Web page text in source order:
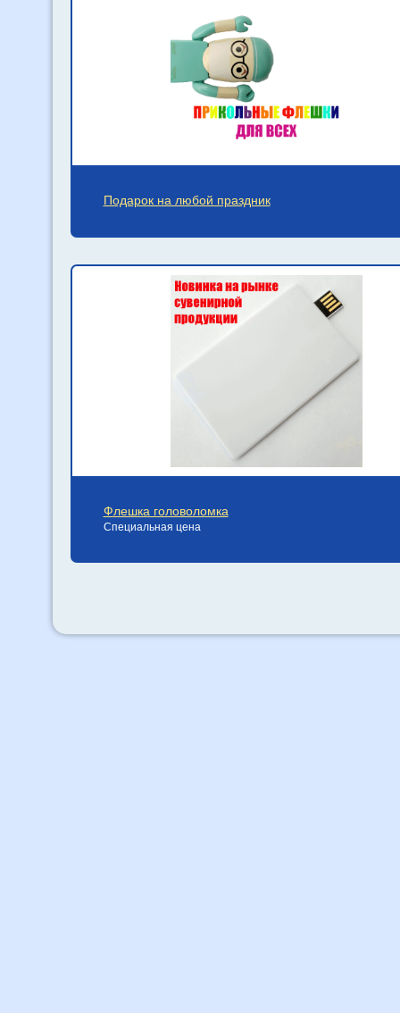
Подарок на любой праздник
Флешка головоломка
Специальная цена